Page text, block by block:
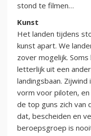
stond te filmen…
Kunst
Het landen tijdens
kunst apart. We
zover mogelijk.
letterlijk uit een
landingsbaan.
vorm voor piloten,
de top guns zich van
dat, bescheiden en
beroepsgroep is